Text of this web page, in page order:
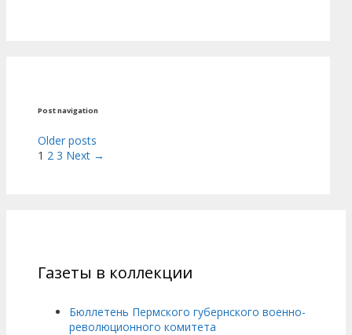
Post navigation
Older posts
1 2 3 Next →
Газеты в коллекции
Бюллетень Пермского губернского военно-
революционного комитета